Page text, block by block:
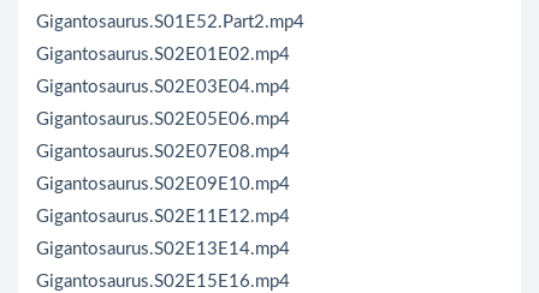
Gigantosaurus.S01E52.Part2.mp4
Gigantosaurus.S02E01E02.mp4
Gigantosaurus.S02E03E04.mp4
Gigantosaurus.S02E05E06.mp4
Gigantosaurus.S02E07E08.mp4
Gigantosaurus.S02E09E10.mp4
Gigantosaurus.S02E11E12.mp4
Gigantosaurus.S02E13E14.mp4
Gigantosaurus.S02E15E16.mp4